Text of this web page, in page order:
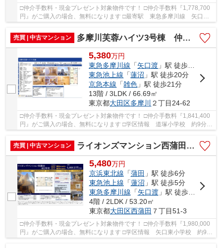
□仲介手数料・現金プレゼント対象物件です！ □仲介手数料『1,778,700
円』がご購入の場合、無料になります □最寄駅 東急多摩川線 矢口渡
売買 | 中古マンション
多摩川芙蓉ハイツ3号棟 仲介手数料無料＋15万円現金プレゼント中
5,380万円
東急多摩川線 「矢口渡 」駅 徒歩13分
東急池上線 「蓮沼 」駅 徒歩20分
京急本線 「雑色 」駅 徒歩21分
13階 / 3LDK / 66.69㎡
東京都大田区多摩川 ２丁目24-62
□仲介手数料・現金プレゼント対象物件です！ □仲介手数料『1,841,400
円』がご購入の場合、無料になります □学区情報 道塚小学校 約9分
売買 | 中古マンション
ライオンズマンション西蒲田 仲介手数料無料＋15万円現金プレゼント中
5,480万円
京浜東北線 「蒲田 」駅 徒歩6分
東急池上線 「蓮沼 」駅 徒歩5分
東急多摩川線 「矢口渡」駅 徒歩15分
4階 / 2LDK / 53.20㎡
東京都大田区西蒲田 ７丁目51-3
□仲介手数料・現金プレゼント対象物件です！ □仲介手数料『1,980,000
円』がご購入の場合、無料になります □学区情報 矢口東小学校 約9